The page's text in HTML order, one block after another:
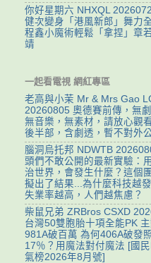
你好星期六 NHXQL
健次變身「港風新郎」舞力
程鑫小魔術輕鬆「拿捏」章
靖
一起看電視 網紅專區
老高與小茉 Mr & Mrs Gao
20260805 奧德賽前傳，無劇
無音樂，無素材，請放心觀
後半部，含劇透，暫不對外
腦洞烏托邦 NDWTB
頭們不敢公開的最新實驗：
治世界，會發生什麼？這個
擬出了結果...為什麼科技越發
失業率越高，人們越焦慮？
柴鼠兄弟 ZRBros CSXD
台灣50雙胞胎十項全能PK
981A破百萬 為何406A破發
17％？用魔法對付魔法 [國
氣榜2026年8月號]